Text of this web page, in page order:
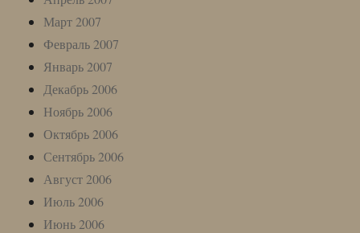
Март 2007
Февраль 2007
Январь 2007
Декабрь 2006
Ноябрь 2006
Октябрь 2006
Сентябрь 2006
Август 2006
Июль 2006
Июнь 2006